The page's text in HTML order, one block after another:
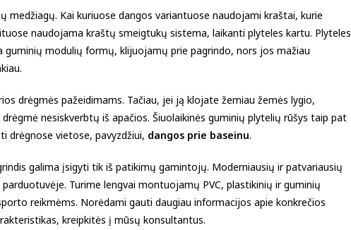
medžiagų. Kai kuriuose dangos variantuose naudojami kraštai, kurie
naudojama kraštų smeigtukų sistema, laikanti plyteles kartu. Plyteles
guminių modulių formų, klijuojamų prie pagrindo, nors jos mažiau
drėgmės pažeidimams. Tačiau, jei ją klojate žemiau žemės lygio,
nesiskverbtų iš apačios. Šiuolaikinės guminių plytelių rūšys taip pat
drėgnose vietose, pavyzdžiui, dangos prie baseinu.
galima įsigyti tik iš patikimų gamintojų. Moderniausių ir patvariausių
Turime lengvai montuojamų PVC, plastikinių ir guminių
reikmėms. Norėdami gauti daugiau informacijos apie konkrečios
kreipkitės į mūsų konsultantus.